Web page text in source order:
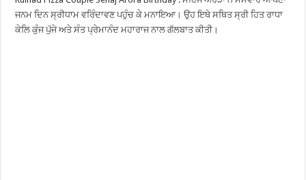
ਜਨਮ ਦਿਨ ਸ੍ਰੀਧਾਮ ਵਰਿੰਦਾਵਣ ਪਹੁੰਚ ਕੇ ਮਨਾਇਆ। ਉਹ ਇਥੇ ਸਥਿਤ ਸ੍ਰੀ ਹਿਤ ਰਾਧਾ
ਕੇਲਿ ਕੁੰਜ ਪੁੱਜੇ ਅਤੇ ਸੰਤ ਪ੍ਰੇਮਾਨੰਦ ਮਹਾਰਾਜ ਨਾਲ ਗੱਲਬਾਤ ਕੀਤੀ।